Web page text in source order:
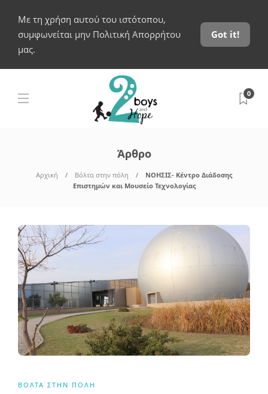
Με τη χρήση αυτού του ιστότοπου,
συμφωνείται μην Πολιτική Απορρήτου
μας.
Got it!
0
Άρθρο
Αρχική Βόλτα στην πόλη
ΝΟΗΣΙΣ- Κέντρο Διάδοσης
Επιστημών και Μουσείο Τεχνολογίας
ΒΌΛΤΑ ΣΤΗΝ ΠΌΛΗ